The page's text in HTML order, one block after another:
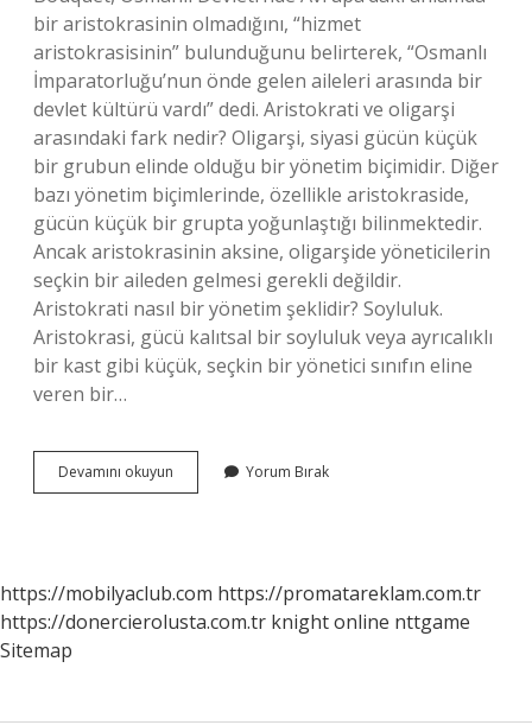
bir aristokrasinin olmadığını, “hizmet
aristokrasisinin” bulunduğunu belirterek, “Osmanlı
İmparatorluğu’nun önde gelen aileleri arasında bir
devlet kültürü vardı” dedi. Aristokrati ve oligarşi
arasındaki fark nedir? Oligarşi, siyasi gücün küçük
bir grubun elinde olduğu bir yönetim biçimidir. Diğer
bazı yönetim biçimlerinde, özellikle aristokraside,
gücün küçük bir grupta yoğunlaştığı bilinmektedir.
Ancak aristokrasinin aksine, oligarşide yöneticilerin
seçkin bir aileden gelmesi gerekli değildir.
Aristokrati nasıl bir yönetim şeklidir? Soyluluk.
Aristokrasi, gücü kalıtsal bir soyluluk veya ayrıcalıklı
bir kast gibi küçük, seçkin bir yönetici sınıfın eline
veren bir…
Devamını okuyun Aristokrasi
Hala
Yorum Bırak
https://mobilyaclub.com https://promatareklam.com.tr
https://donercierolusta.com.tr knight online nttgame
Sitemap